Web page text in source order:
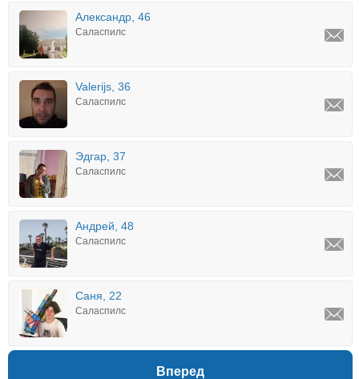
Александр, 46
Саласпилс
Valerijs, 36
Саласпилс
Эдгар, 37
Саласпилс
Андрей, 48
Саласпилс
Саня, 22
Саласпилс
Вперед